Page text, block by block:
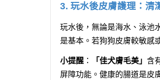
3. 玩水後皮膚護理：清
玩水後，無論是海水、泳池
是基本。若狗狗皮膚較敏感
小提醒 ： 「佳犬膚毛美」 含
屏障功能。健康的腸道是皮